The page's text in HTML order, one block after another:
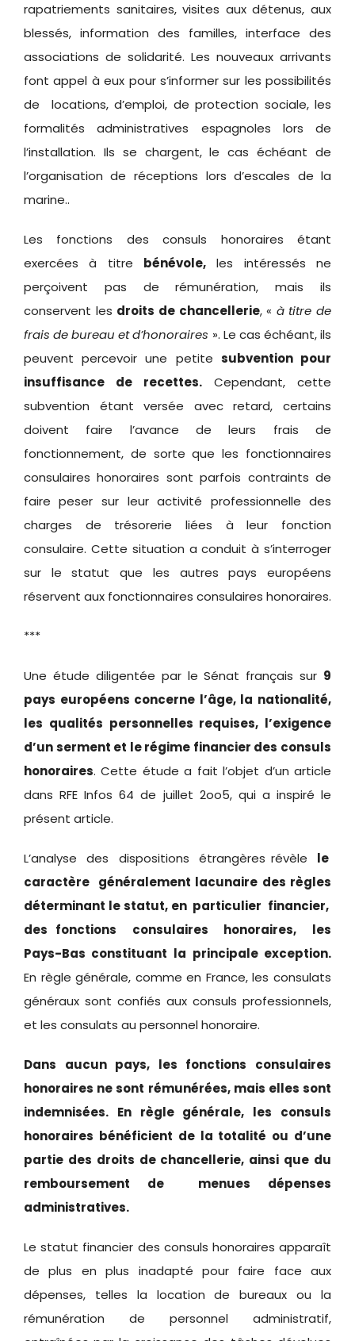
rapatriements sanitaires, visites aux détenus, aux
blessés, information des familles, interface des
associations de solidarité. Les nouveaux arrivants
font appel à eux pour s’informer sur les possibilités
de locations, d’emploi, de protection sociale, les
formalités administratives espagnoles lors de
l’installation. Ils se chargent, le cas échéant de
l’organisation de réceptions lors d’escales de la
marine..
Les fonctions des consuls honoraires étant
exercées à titre bénévole, les intéressés ne
perçoivent pas de rémunération, mais ils
conservent les droits de chancellerie, « à titre de
frais de bureau et d’honoraires ». Le cas échéant, ils
peuvent percevoir une petite subvention pour
insuffisance de recettes. Cependant, cette
subvention étant versée avec retard, certains
doivent faire l’avance de leurs frais de
fonctionnement, de sorte que les fonctionnaires
consulaires honoraires sont parfois contraints de
faire peser sur leur activité professionnelle des
charges de trésorerie liées à leur fonction
consulaire. Cette situation a conduit à s’interroger
sur le statut que les autres pays européens
réservent aux fonctionnaires consulaires honoraires.
***
Une étude diligentée par le Sénat français sur 9
pays européens concerne l’âge, la nationalité,
les qualités personnelles requises, l’exigence
d’un serment et le régime financier des consuls
honoraires. Cette étude a fait l’objet d’un article
dans RFE Infos 64 de juillet 2oo5, qui a inspiré le
présent article.
L’analyse des dispositions étrangères révèle le
caractère généralement lacunaire des règles
déterminant le statut, en particulier financier,
des fonctions consulaires honoraires, les
Pays-Bas constituant la principale exception.
En règle générale, comme en France, les consulats
généraux sont confiés aux consuls professionnels,
et les consulats au personnel honoraire.
Dans aucun pays, les fonctions consulaires
honoraires ne sont rémunérées, mais elles sont
indemnisées. En règle générale, les consuls
honoraires bénéficient de la totalité ou d’une
partie des droits de chancellerie, ainsi que du
remboursement de menues dépenses
administratives.
Le statut financier des consuls honoraires apparaît
de plus en plus inadapté pour faire face aux
dépenses, telles la location de bureaux ou la
rémunération de personnel administratif,